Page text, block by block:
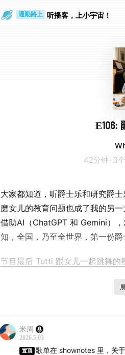
通勤路上 听播客，上小宇宙！
E106:
42分钟 · 3
大家都知道，听爵士乐和研究爵
磨女儿的教育问题也成了我的另
借助AI（ChatGPT 和 Gemini）
知，全国，乃至全世界，第一份爵
节目最后 Tutti 跟女儿一起跳舞的
今年十一假期，Why for Jazz 联
的全景之旅。旅行团即可开始报
点击上面链接，或直接添加下面
米周
2026.5.03
置顶
歌单在 shownotes 里，关